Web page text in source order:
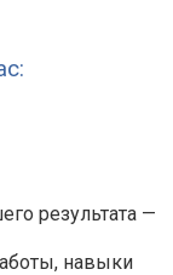
результата —
навыки